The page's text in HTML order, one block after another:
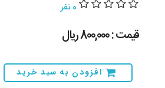
0 نفر
قیمت : 800,000 ريال
افزودن به سبد خرید